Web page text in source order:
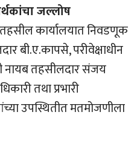
जल्लोष
कार्यालयात निवडणूक
बी.ए.कापसे, परीवेक्षाधीन
नायब तहसीलदार संजय
तथा प्रभारी
उपस्थितीत मतमोजणीला